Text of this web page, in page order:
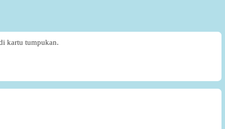
kartu tumpukan.